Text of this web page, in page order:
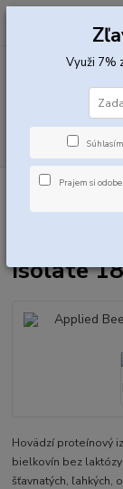
Proteíny
Applied
Isolate
Hovädzí proteínový
bielkovín bez
šťavnatých, ľahkých,
Využi 7%
Prajem si